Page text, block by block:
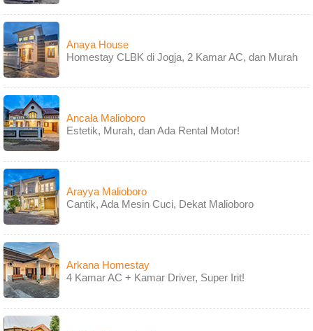
Anaya House
Homestay CLBK di Jogja, 2 Kamar AC, dan Murah
Ancala Malioboro
Estetik, Murah, dan Ada Rental Motor!
Arayya Malioboro
Cantik, Ada Mesin Cuci, Dekat Malioboro
Arkana Homestay
4 Kamar AC + Kamar Driver, Super Irit!